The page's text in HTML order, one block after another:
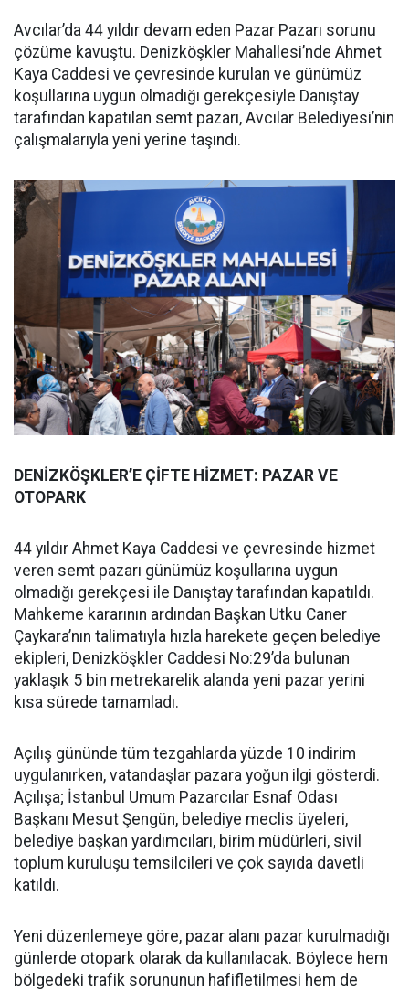
Avcılar’da 44 yıldır devam eden Pazar Pazarı sorunu
çözüme kavuştu. Denizköşkler Mahallesi’nde Ahmet
Kaya Caddesi ve çevresinde kurulan ve günümüz
koşullarına uygun olmadığı gerekçesiyle Danıştay
tarafından kapatılan semt pazarı, Avcılar Belediyesi’nin
çalışmalarıyla yeni yerine taşındı.
DENİZKÖŞKLER’E ÇİFTE HİZMET: PAZAR VE
OTOPARK
44 yıldır Ahmet Kaya Caddesi ve çevresinde hizmet
veren semt pazarı günümüz koşullarına uygun
olmadığı gerekçesi ile Danıştay tarafından kapatıldı.
Mahkeme kararının ardından Başkan Utku Caner
Çaykara’nın talimatıyla hızla harekete geçen belediye
ekipleri, Denizköşkler Caddesi No:29’da bulunan
yaklaşık 5 bin metrekarelik alanda yeni pazar yerini
kısa sürede tamamladı.
Açılış gününde tüm tezgahlarda yüzde 10 indirim
uygulanırken, vatandaşlar pazara yoğun ilgi gösterdi.
Açılışa; İstanbul Umum Pazarcılar Esnaf Odası
Başkanı Mesut Şengün, belediye meclis üyeleri,
belediye başkan yardımcıları, birim müdürleri, sivil
toplum kuruluşu temsilcileri ve çok sayıda davetli
katıldı.
Yeni düzenlemeye göre, pazar alanı pazar kurulmadığı
günlerde otopark olarak da kullanılacak. Böylece hem
bölgedeki trafik sorununun hafifletilmesi hem de